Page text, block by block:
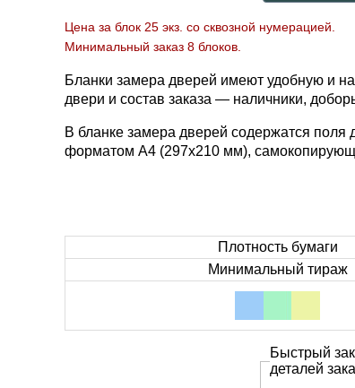
Цена за блок 25 экз. со сквозной нумерацией.
Минимальный заказ 8 блоков.
Бланки замера дверей имеют удобную и
двери и состав заказа — наличники,
В бланке замера дверей содержатся поля
форматом А4 (297х210 мм),
Плотность бумаги
Минимальный тираж
Быстрый
деталей